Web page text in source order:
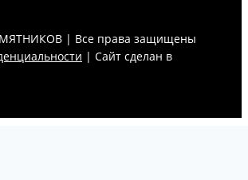
| Все права защищены
| Сайт сделан в